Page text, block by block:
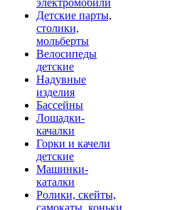
электромобили
Детские парты,
столики,
мольберты
Велосипеды
детские
Надувные
изделия
Бассейны
Лошадки-
качалки
Горки и качели
детские
Машинки-
каталки
Ролики, скейты,
самокаты, коньки